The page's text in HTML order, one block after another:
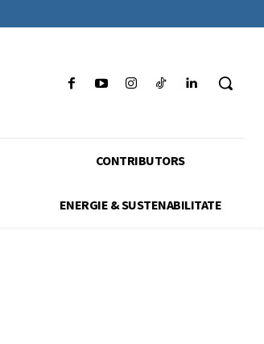
CONTRIBUTORS
ENERGIE & SUSTENABILITATE